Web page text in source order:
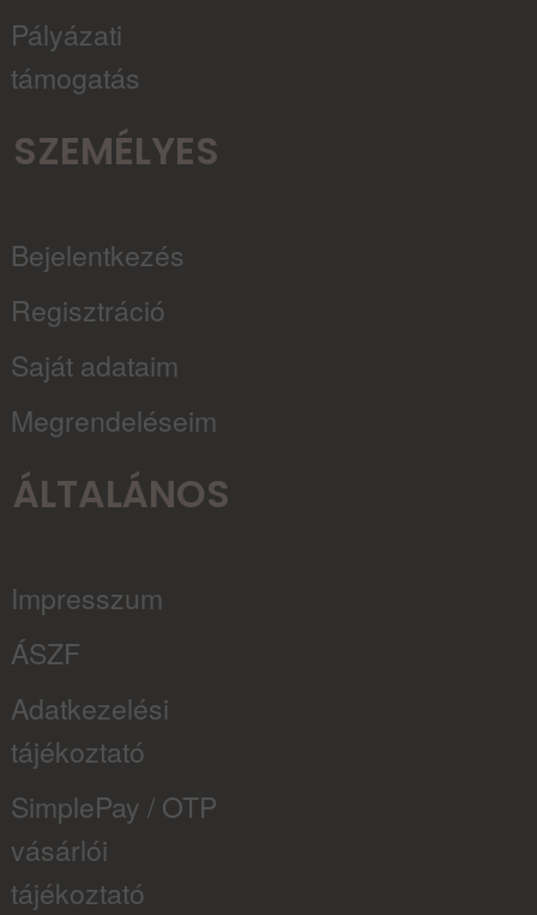
Pályázati
támogatás
SZEMÉLYES
Bejelentkezés
Regisztráció
Saját adataim
Megrendeléseim
ÁLTALÁNOS
Impresszum
ÁSZF
Adatkezelési
tájékoztató
SimplePay / OTP
vásárlói
tájékoztató